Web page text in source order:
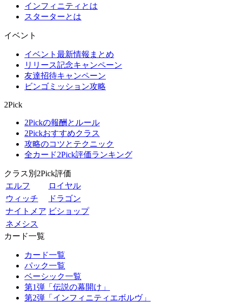
インフィニティとは
スターターとは
イベント
イベント最新情報まとめ
リリース記念キャンペーン
友達招待キャンペーン
ビンゴミッション攻略
2Pick
2Pickの報酬とルール
2Pickおすすめクラス
攻略のコツとテクニック
全カード2Pick評価ランキング
クラス別2Pick評価
エルフ
ロイヤル
ウィッチ
ドラゴン
ナイトメア ビショップ
ネメシス
カード一覧
カード一覧
パック一覧
ベーシック一覧
第1弾「伝説の幕開け」
第2弾「インフィニティエボルヴ」